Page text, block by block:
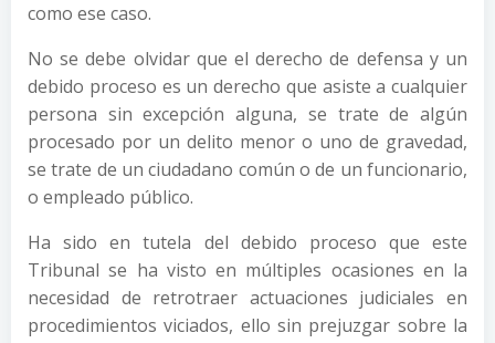
como ese caso.
No se debe olvidar que el derecho de defensa y un
debido proceso es un derecho que asiste a cualquier
persona sin excepción alguna, se trate de algún
procesado por un delito menor o uno de gravedad,
se trate de un ciudadano común o de un funcionario,
o empleado público.
Ha sido en tutela del debido proceso que este
Tribunal se ha visto en múltiples ocasiones en la
necesidad de retrotraer actuaciones judiciales en
procedimientos viciados, ello sin prejuzgar sobre la